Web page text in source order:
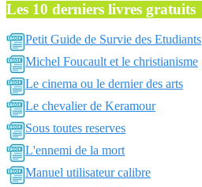
Les 10 derniers livres gratuits
Petit Guide de Survie des Etudiants
Michel Foucault et le christianisme
Le cinema ou le dernier des arts
Le chevalier de Keramour
Sous toutes reserves
L'ennemi de la mort
Manuel utilisateur calibre